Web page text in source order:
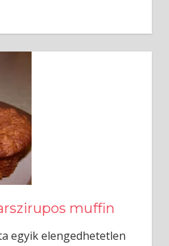
muffin
egyik elengedhetetlen